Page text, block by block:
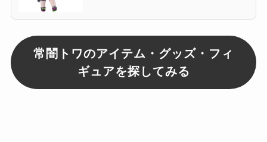
常闇トワのアイテム・グッズ・フィ
ギュアを探してみる